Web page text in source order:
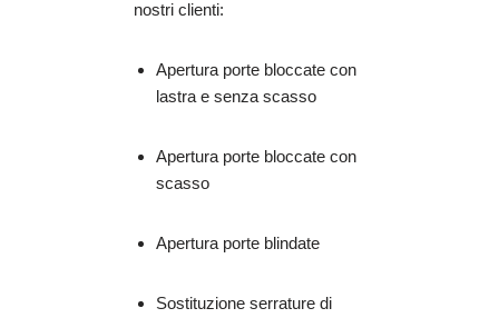
nostri clienti:
Apertura porte bloccate con
lastra e senza scasso
Apertura porte bloccate con
scasso
Apertura porte blindate
Sostituzione serrature di